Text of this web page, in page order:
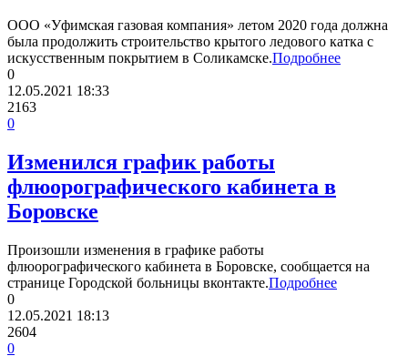
ООО «Уфимская газовая компания» летом 2020 года должна
была продолжить строительство крытого ледового катка с
искусственным покрытием в Соликамске.Подробнее
0
12.05.2021 18:33
2163
0
Изменился график работы
флюорографического кабинета в
Боровске
Произошли изменения в графике работы
флюорографического кабинета в Боровске, сообщается на
странице Городской больницы вконтакте.Подробнее
0
12.05.2021 18:13
2604
0